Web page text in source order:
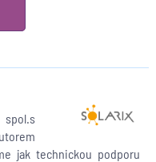
spol.s
jak technickou podporu